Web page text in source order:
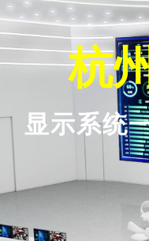
杭
显示系统